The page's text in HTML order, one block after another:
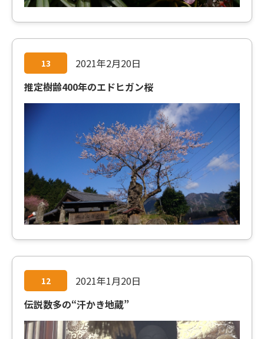
13
2021年2月20日
推定樹齢400年のエドヒガン桜
12
2021年1月20日
伝説数多の“汗かき地蔵”